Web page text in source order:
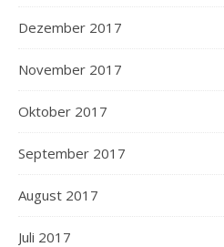
Dezember 2017
November 2017
Oktober 2017
September 2017
August 2017
Juli 2017